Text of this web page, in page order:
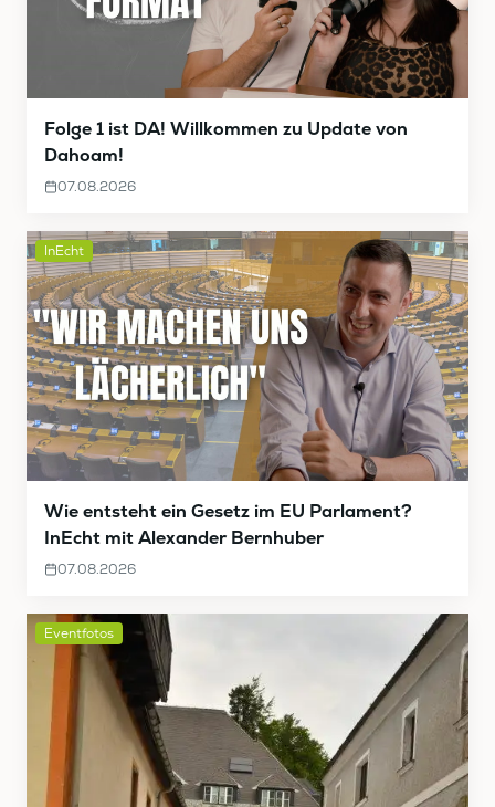
Folge 1 ist DA! Willkommen zu Update von
Dahoam!
07.08.2026
InEcht
Wie entsteht ein Gesetz im EU Parlament?
InEcht mit Alexander Bernhuber
07.08.2026
Eventfotos